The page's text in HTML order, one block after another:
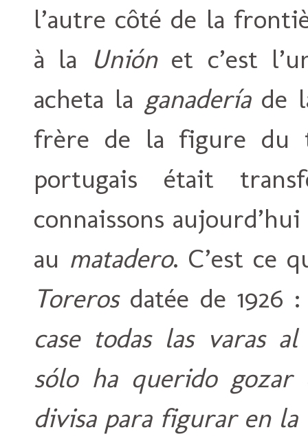
l’autre côté de la
à la Uniónet c’est
acheta la ganaderíade
frère de la figure du
portugais était
connaissons
au matadero. C’est ce
Torerosdatée de 1926
case todas las varas
sólo ha querido
divisa para figurar en la